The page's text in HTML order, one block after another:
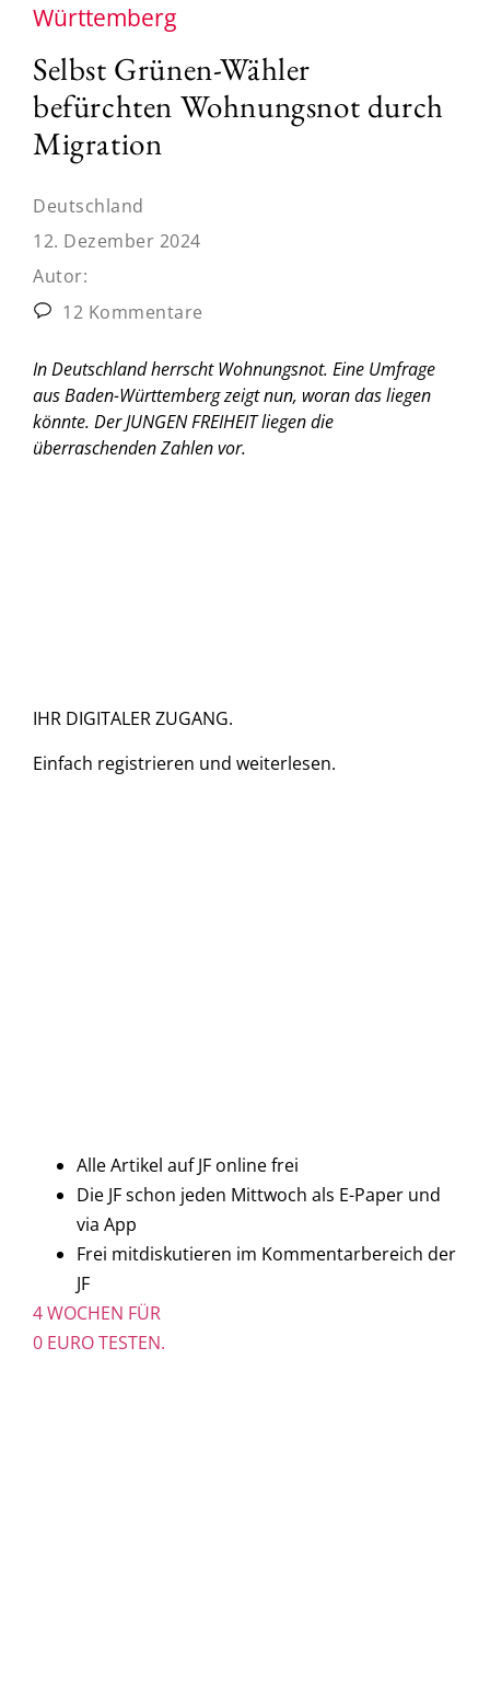
Württemberg
Selbst Grünen-Wähler
befürchten Wohnungsnot durch
Migration
Deutschland
12. Dezember 2024
Autor:
12 Kommentare
In Deutschland herrscht Wohnungsnot. Eine Umfrage
aus Baden-Württemberg zeigt nun, woran das liegen
könnte. Der JUNGEN FREIHEIT liegen die
überraschenden Zahlen vor.
IHR DIGITALER ZUGANG.
Einfach registrieren und weiterlesen.
Alle Artikel auf JF online frei
Die JF schon jeden Mittwoch als E-Paper und
via App
Frei mitdiskutieren im Kommentarbereich der
JF
4 WOCHEN FÜR
0 EURO TESTEN.